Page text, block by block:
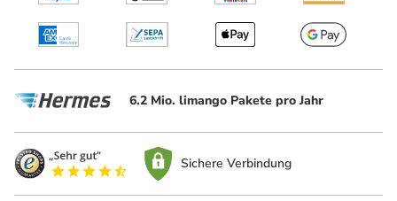
6.2 Mio. limango Pakete pro Jahr
Sichere Verbindung